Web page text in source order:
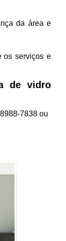
da área e
os serviços e
de vidro
7838ou